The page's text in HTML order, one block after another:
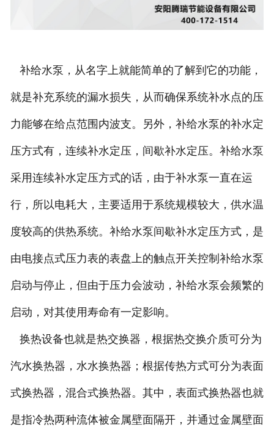
补给水泵，从名字上就能简单的了解到它的功能，
就是补充系统的漏水损失，从而确保系统补水点的压
力能够在给点范围内波支。另外，补给水泵的补水定
压方式有，连续补水定压，间歇补水定压。补给水泵
采用连续补水定压方式的话，由于补水泵一直在运
行，所以电耗大，主要适用于系统规模较大，供水温
度较高的供热系统。补给水泵间歇补水定压方式，是
由电接点式压力表的表盘上的触点开关控制补给水泵
启动与停止，但由于压力会波动，补给水泵会频繁的
启动，对其使用寿命有一定影响。
换热设备也就是热交换器，根据热交换介质可分为
汽水换热器，水水换热器；根据传热方式可分为表面
式换热器，混合式换热器。其中，表面式换热器也就
是指冷热两种流体被金属壁面隔开，并通过金属壁面